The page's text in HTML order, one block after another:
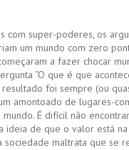
com super-poderes, os
um mundo com zero
a fazer chocar
“O que é que
resultado foi sempre (ou
amontoado de lugares-
É difícil não
ideia de que o valor está
maltrata que se